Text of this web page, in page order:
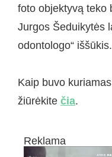
foto objektyvą teko
Jurgos Šeduikytės
odontologo“ iššūkis.
Kaip buvo
žiūrėkite čia.
Reklama